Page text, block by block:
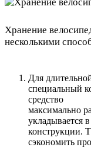
Хранение
несколькими
Для
специальный
средство
максимально
укладывается
конструкции.
сэкономить